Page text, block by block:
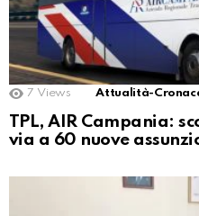
7 Views Attualità-
TPL, AIR Campania:
via a 60 nuove